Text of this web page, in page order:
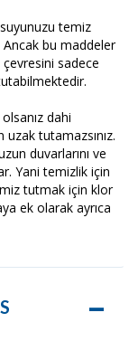
temiz
Ancak bu maddeler
çevresini sadece
dahi
tutamazsınız.
duvarlarını ve
Yani temizlik için
tutmak için klor
ek olarak ayrıca
–